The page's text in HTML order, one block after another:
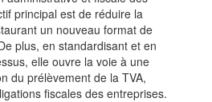
principal est de réduire la
un nouveau format de
plus, en standardisant et en
elle ouvre la voie à une
du prélèvement de la TVA,
fiscales des entreprises.